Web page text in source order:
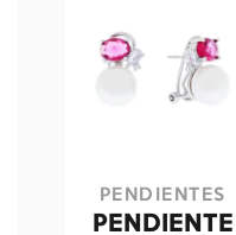
PENDIENTES
PENDIENTE